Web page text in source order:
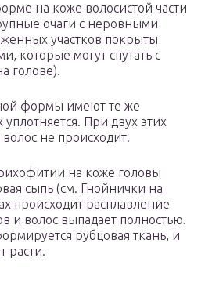
на коже волосистой части
очаги с неровными
участков покрыты
которые могут спутать с
голове).
формы имеют те же
При двух этих
не происходит.
на коже головы
сыпь (см. Гнойнички на
происходит расплавление
и волос выпадает полностью.
рубцовая ткань, и
расти.